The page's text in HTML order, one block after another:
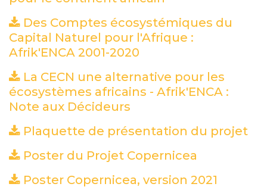
Des Comptes écosystémiques du
Capital Naturel pour l'Afrique :
Afrik'ENCA 2001-2020
La CECN une alternative pour les
écosystèmes africains - Afrik'ENCA :
Note aux Décideurs
Plaquette de présentation du projet
Poster du Projet Copernicea
Poster Copernicea, version 2021